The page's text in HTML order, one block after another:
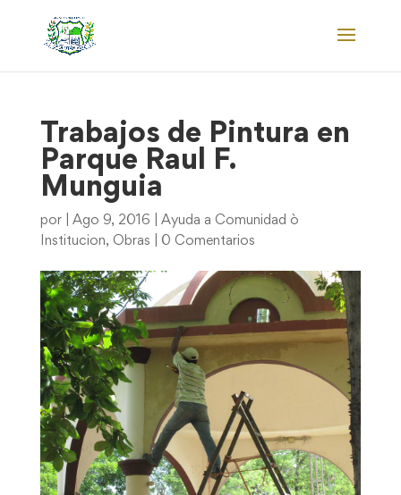
Trabajos de Pintura en
Parque Raul F.
Munguia
por Ago 9, 2016
Ayuda a Comunidad ò
Institucion, Obras 0 Comentarios